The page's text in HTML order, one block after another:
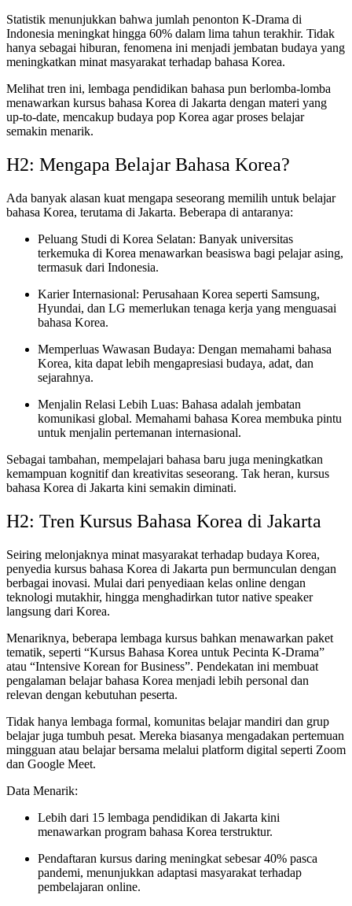
Statistik menunjukkan bahwa jumlah penonton K-Drama di
Indonesia meningkat hingga 60% dalam lima tahun terakhir. Tidak
hanya sebagai hiburan, fenomena ini menjadi jembatan budaya yang
meningkatkan minat masyarakat terhadap bahasa Korea.
Melihat tren ini, lembaga pendidikan bahasa pun berlomba-lomba
menawarkan kursus bahasa Korea di Jakarta dengan materi yang
up-to-date, mencakup budaya pop Korea agar proses belajar
semakin menarik.
H2: Mengapa Belajar Bahasa Korea?
Ada banyak alasan kuat mengapa seseorang memilih untuk belajar
bahasa Korea, terutama di Jakarta. Beberapa di antaranya:
Peluang Studi di Korea Selatan: Banyak universitas
terkemuka di Korea menawarkan beasiswa bagi pelajar asing,
termasuk dari Indonesia.
Karier Internasional: Perusahaan Korea seperti Samsung,
Hyundai, dan LG memerlukan tenaga kerja yang menguasai
bahasa Korea.
Memperluas Wawasan Budaya: Dengan memahami bahasa
Korea, kita dapat lebih mengapresiasi budaya, adat, dan
sejarahnya.
Menjalin Relasi Lebih Luas: Bahasa adalah jembatan
komunikasi global. Memahami bahasa Korea membuka pintu
untuk menjalin pertemanan internasional.
Sebagai tambahan, mempelajari bahasa baru juga meningkatkan
kemampuan kognitif dan kreativitas seseorang. Tak heran, kursus
bahasa Korea di Jakarta kini semakin diminati.
H2: Tren Kursus Bahasa Korea di Jakarta
Seiring melonjaknya minat masyarakat terhadap budaya Korea,
penyedia kursus bahasa Korea di Jakarta pun bermunculan dengan
berbagai inovasi. Mulai dari penyediaan kelas online dengan
teknologi mutakhir, hingga menghadirkan tutor native speaker
langsung dari Korea.
Menariknya, beberapa lembaga kursus bahkan menawarkan paket
tematik, seperti “Kursus Bahasa Korea untuk Pecinta K-Drama”
atau “Intensive Korean for Business”. Pendekatan ini membuat
pengalaman belajar bahasa Korea menjadi lebih personal dan
relevan dengan kebutuhan peserta.
Tidak hanya lembaga formal, komunitas belajar mandiri dan grup
belajar juga tumbuh pesat. Mereka biasanya mengadakan pertemuan
mingguan atau belajar bersama melalui platform digital seperti Zoom
dan Google Meet.
Data Menarik:
Lebih dari 15 lembaga pendidikan di Jakarta kini
menawarkan program bahasa Korea terstruktur.
Pendaftaran kursus daring meningkat sebesar 40% pasca
pandemi, menunjukkan adaptasi masyarakat terhadap
pembelajaran online.